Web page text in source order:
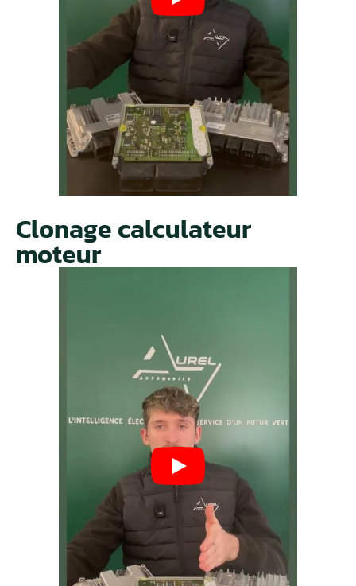
Clonage calculateur
moteur